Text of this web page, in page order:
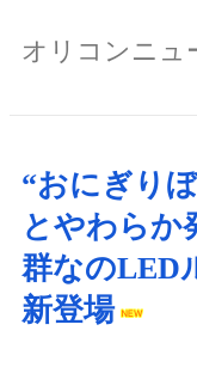
オリコンニュ
“おにぎり
とやわら
群なのLED
新登場